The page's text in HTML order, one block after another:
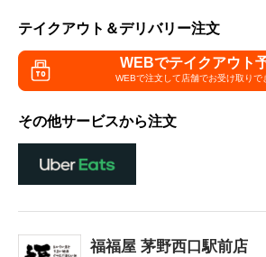
テイクアウト＆デリバリー注文
WEBでテイクアウト
WEBで注文して店舗でお受け取りで
その他サービスから注文
福福屋 茅野西口駅前店